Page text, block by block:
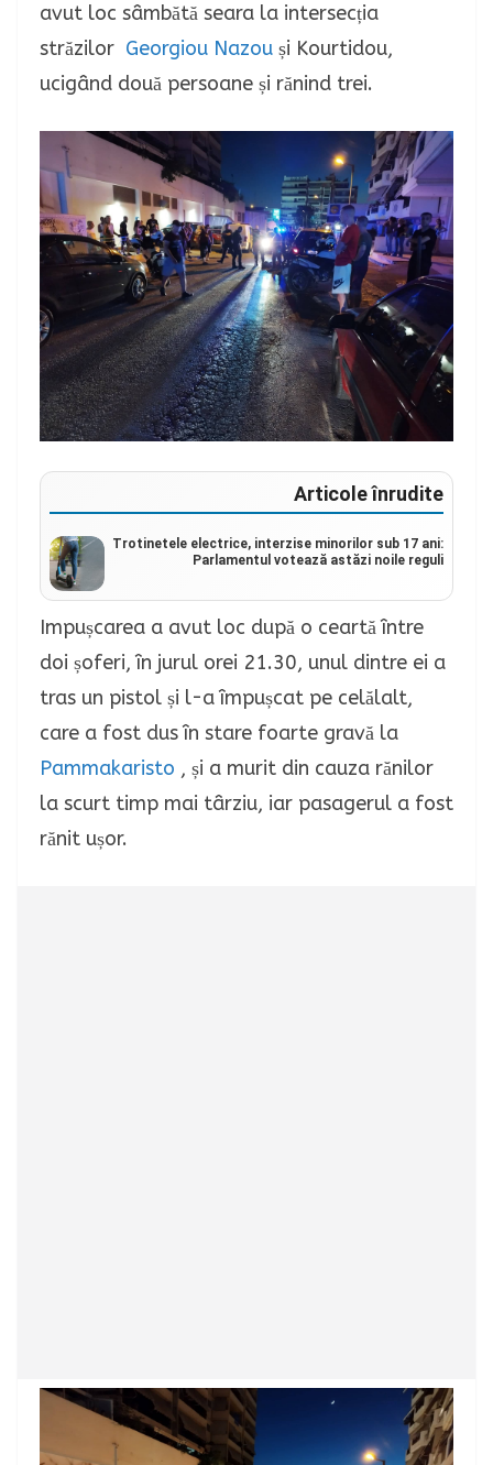
avut loc sâmbătă seara la intersecția
străzilor Georgiou Nazou și Kourtidou,
ucigând două persoane și rănind trei.
Articole înrudite
Trotinetele electrice, interzise minorilor sub 17 ani:
Parlamentul votează astăzi noile reguli
Impușcarea a avut loc după o ceartă între
doi șoferi, în jurul orei 21.30, unul dintre ei a
tras un pistol și l-a împușcat pe celălalt,
care a fost dus în stare foarte gravă la
Pammakaristo , și a murit din cauza rănilor
la scurt timp mai târziu, iar pasagerul a fost
rănit ușor.